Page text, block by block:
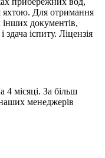
яхтою. Для отримання
інших документів,
іспиту. Ліцензія
місяці. За більш
менеджерів